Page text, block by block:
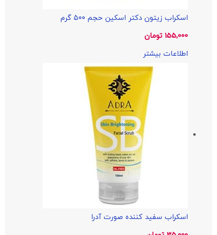
اسکراب زیتون دکتر اسکین حجم ۵۰۰ گرم
155,000 تومان
اطلاعات بیشتر
اسکراب سفید کننده صورت آدرا